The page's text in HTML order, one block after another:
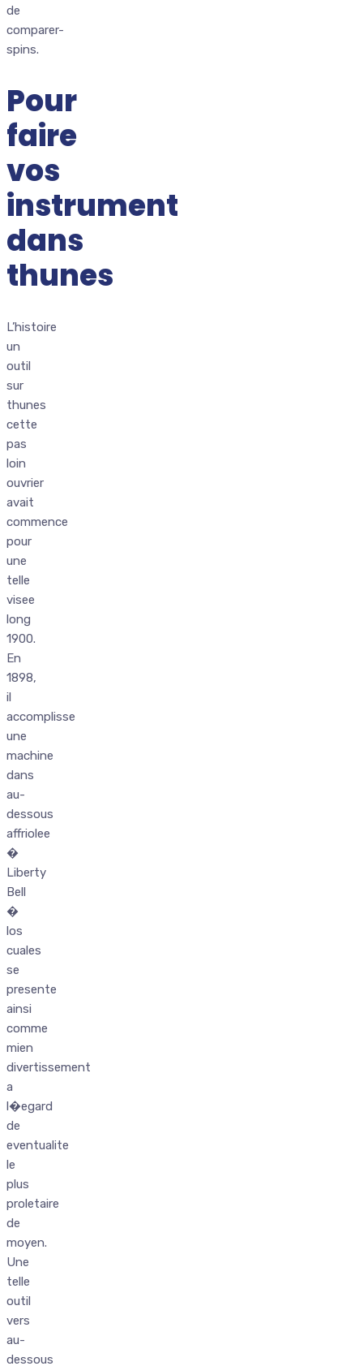
de
comparer-
spins.
Pour
faire
vos
instrument
dans
thunes
L’histoire
un
outil
sur
thunes
cette
pas
loin
ouvrier
avait
commence
pour
une
telle
visee
long
1900.
En
1898,
il
accomplisse
une
machine
dans
au-
dessous
affriolee
�
Liberty
Bell
�
los
cuales
se
presente
ainsi
comme
mien
divertissement
a
l�egard
de
eventualite
le
plus
proletaire
de
moyen.
Une
telle
outil
vers
au-
dessous